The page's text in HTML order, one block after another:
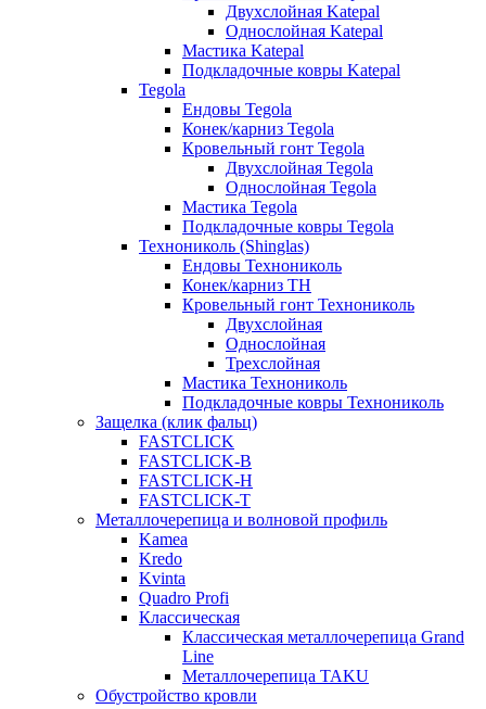
Двухслойная Katepal
Однослойная Katepal
Мастика Katepal
Подкладочные ковры Katepal
Tegola
Ендовы Tegola
Конек/карниз Tegola
Кровельный гонт Tegola
Двухслойная Tegola
Однослойная Tegola
Мастика Tegola
Подкладочные ковры Tegola
Технониколь (Shinglas)
Ендовы Технониколь
Конек/карниз ТН
Кровельный гонт Технониколь
Двухслойная
Однослойная
Трехслойная
Мастика Технониколь
Подкладочные ковры Технониколь
Защелка (клик фальц)
FASTCLICK
FASTCLICK-B
FASTCLICK-H
FASTCLICK-T
Металлочерепица и волновой профиль
Kamea
Kredo
Kvinta
Quadro Profi
Классическая
Классическая металлочерепица Grand
Line
Металлочерепица TAKU
Обустройство кровли